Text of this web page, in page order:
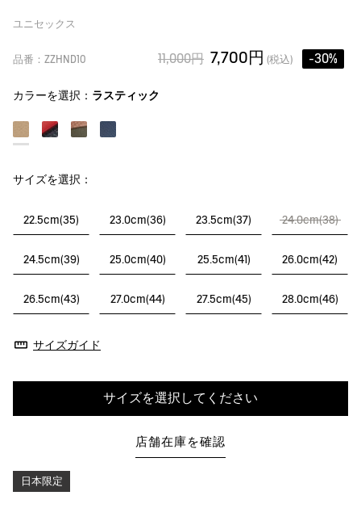
ユニセックス
品番：ZZHND10 11,000円 7,700円 (税込) -30%
カラーを選択： ラスティック
サイズを選択：
22.5cm(35) 23.0cm(36) 23.5cm(37) 24.0cm(38)
24.5cm(39) 25.0cm(40) 25.5cm(41) 26.0cm(42)
26.5cm(43) 27.0cm(44) 27.5cm(45) 28.0cm(46)
サイズガイド
サイズを選択してください
店舗在庫を確認
日本限定